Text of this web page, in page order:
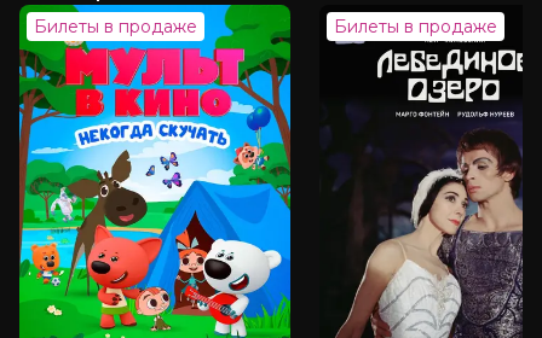
Оценка 5.9/ 10 (3 804 голоса)
Год
2026
Страна
Россия
Режиссер
Екатерина Салабай, Анна Миронова
Актеры
Сергей Маковецкий, Олег
Куликович, Валерий Соловьев,
Дмитрий Быковский-Ромашов, Юлия
Зоркина, Александр Боярский
Продюсеры
Александр Боярский, Сергей
Сельянов
Сценаристы
Константин Феоктистов, Александр
Боярский, Екатерина Чудова
Жанр
мультфильм, приключения, семейный,
фэнтези
Билеты в продаже Билеты в продаже